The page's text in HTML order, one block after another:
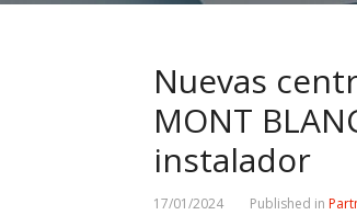
Nuevas
MONT
instalador
17/01/2024 Published in